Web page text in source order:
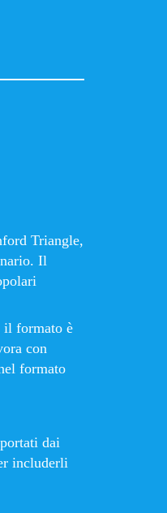
Triangle,
Il
il formato è
con
formato
dai
includerli